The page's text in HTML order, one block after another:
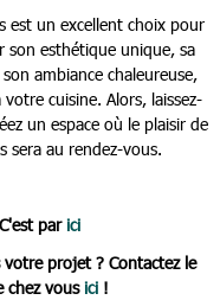
est un excellent choix pour
son esthétique unique, sa
ambiance chaleureuse,
cuisine. Alors, laissez-
un espace où le plaisir de
sera au rendez-vous.
parici
projet ? Contactez le
chez vousici !